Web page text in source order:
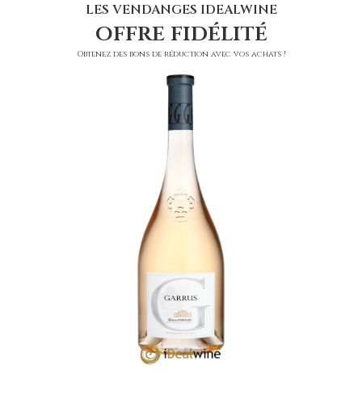
LES VENDANGES IDEALWINE
offre fidélité
Obtenez des bons de réduction avec vos achats !